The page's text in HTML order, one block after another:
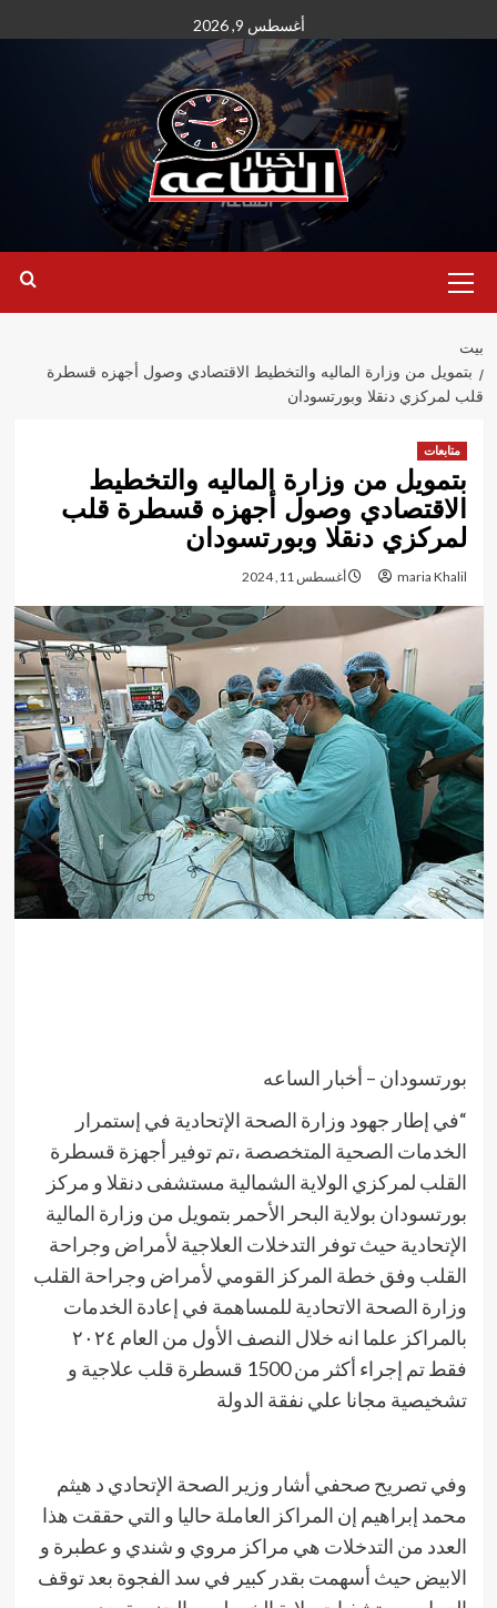
إلى
أغسطس 9, 2026
الأساسية
بيت
بتمويل من وزارة الماليه والتخطيط الاقتصادي وصول أجهزه قسطرة
قلب لمركزي دنقلا وبورتسودان
متابعات
بتمويل من وزارة الماليه والتخطيط
الاقتصادي وصول أجهزه قسطرة قلب
لمركزي دنقلا وبورتسودان
maria Khalil أغسطس 11, 2024
بورتسودان – أخبار الساعه
“في إطار جهود وزارة الصحة الإتحادية في إستمرار
الخدمات الصحية المتخصصة ،تم توفير أجهزة قسطرة
القلب لمركزي الولاية الشمالية مستشفى دنقلا و مركز
بورتسودان بولاية البحر الأحمر بتمويل من وزارة المالية
الإتحادية حيث توفر التدخلات العلاجية لأمراض وجراحة
القلب وفق خطة المركز القومي لأمراض وجراحة القلب
وزارة الصحة الاتحادية للمساهمة في إعادة الخدمات
بالمراكز علما انه خلال النصف الأول من العام ٢٠٢٤
فقط تم إجراء أكثر من 1500 قسطرة قلب علاجية و
تشخيصية مجانا علي نفقة الدولة
وفي تصريح صحفي أشار وزير الصحة الإتحادي د هيثم
محمد إبراهيم إن المراكز العاملة حاليا و التي حققت هذا
العدد من التدخلات هي مراكز مروي و شندي و عطبرة و
الابيض حيث أسهمت بقدر كبير في سد الفجوة بعد توقف